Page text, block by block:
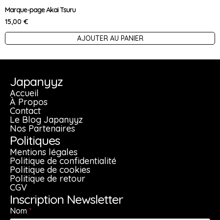
Marque-page Akai Tsuru
15,00 €
AJOUTER AU PANIER
Japanyyz
Accueil
À Propos
Contact
Le Blog Japanyyz
Nos Partenaires
Politiques
Mentions légales
Politique de confidentialité
Politique de cookies
Politique de retour
CGV
Inscription Newsletter
Nom *